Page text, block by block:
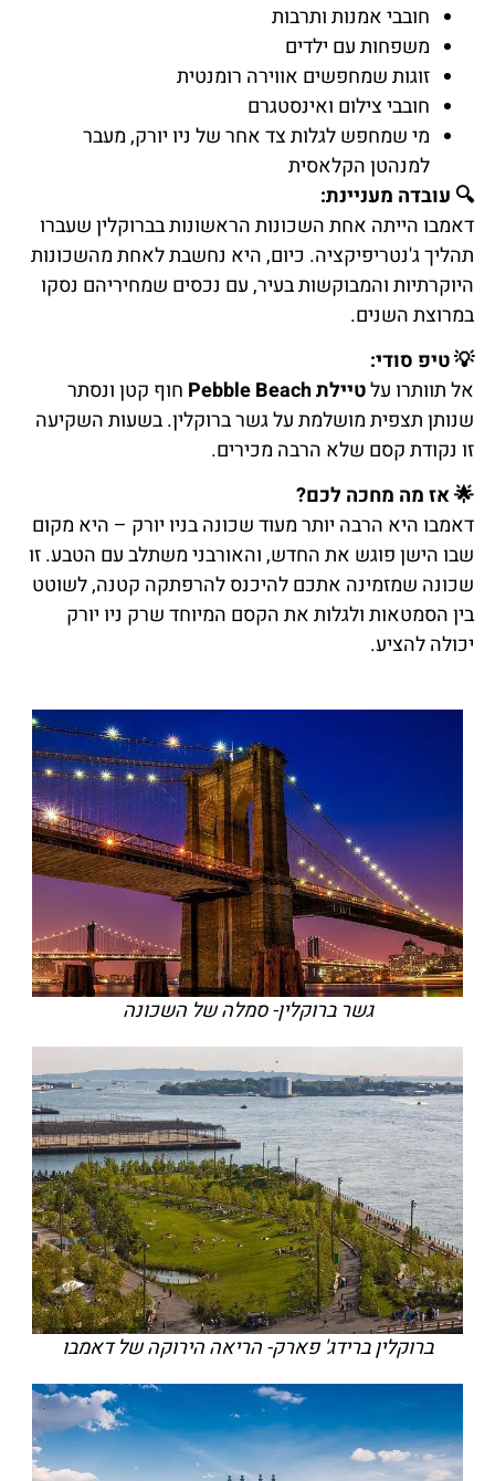
חובבי אמנות ותרבות
משפחות עם ילדים
זוגות שמחפשים אווירה רומנטית
חובבי צילום ואינסטגרם
מי שמחפש לגלות צד אחר של ניו יורק, מעבר
למנהטן הקלאסית
🔍 עובדה מעניינת:
דאמבו הייתה אחת השכונות הראשונות בברוקלין שעברו
תהליך ג'נטריפיקציה. כיום, היא נחשבת לאחת מהשכונות
היוקרתיות והמבוקשות בעיר, עם נכסים שמחיריהם נסקו
במרוצת השנים.
💡טיפ סודי:
אל תוותרו עלטיילת Pebble Beach
חוף קטן ונסתר
שנותן תצפית מושלמת על גשר ברוקלין. בשעות השקיעה
זו נקודת קסם שלא הרבה מכירים.
🌟אז מה מחכה לכם?
דאמבו היא הרבה יותר מעוד שכונה בניו יורק – היא מקום
שבו הישן פוגש את החדש, והאורבני משתלב עם הטבע. זו
שכונה שמזמינה אתכם להיכנס להרפתקה קטנה, לשוטט
בין הסמטאות ולגלות את הקסם המיוחד שרק ניו יורק
יכולה להציע.
גשר ברוקלין- סמלה של השכונה
ברוקלין ברידג' פארק- הריאה הירוקה של דאמבו